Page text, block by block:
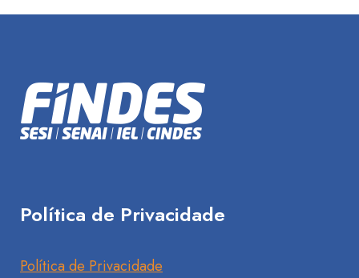
Política de Privacidade
Política de Privacidade